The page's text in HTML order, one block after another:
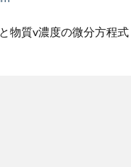
物質v濃度の微分方程式